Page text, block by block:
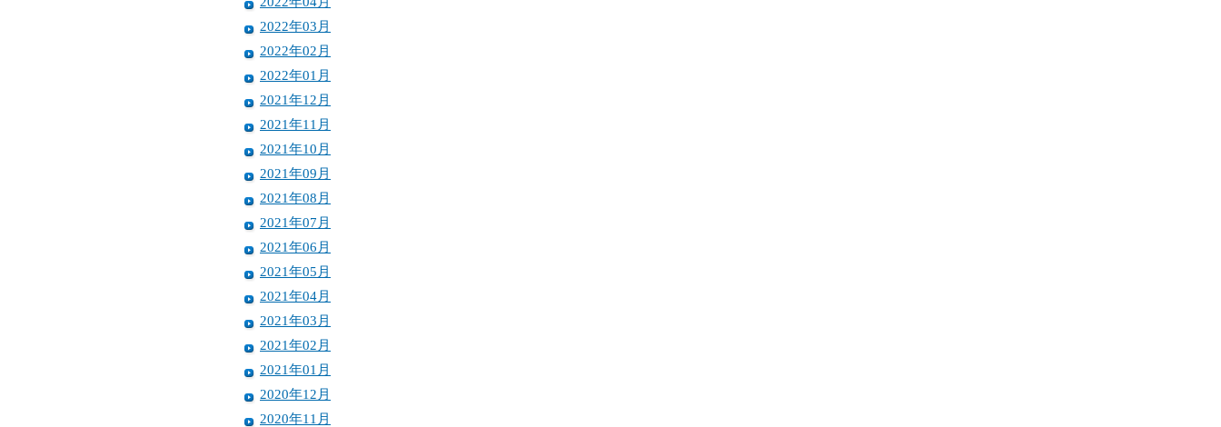
2022年03月
2022年02月
2022年01月
2021年12月
2021年11月
2021年10月
2021年09月
2021年08月
2021年07月
2021年06月
2021年05月
2021年04月
2021年03月
2021年02月
2021年01月
2020年12月
2020年11月